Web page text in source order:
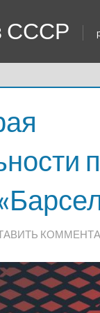
СССР